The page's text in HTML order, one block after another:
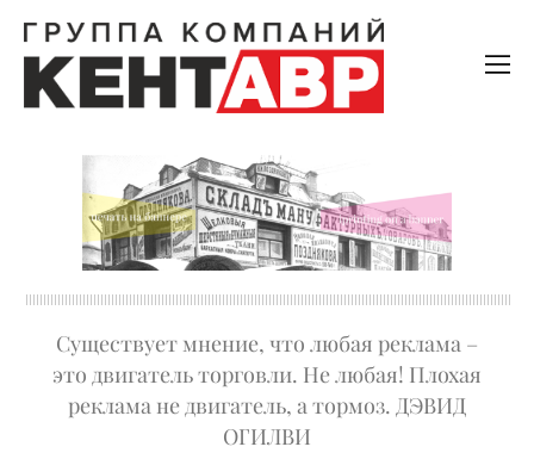
Существует мнение, что любая реклама –
это двигатель торговли. Не любая! Плохая
реклама не двигатель, а тормоз. ДЭВИД
ОГИЛВИ